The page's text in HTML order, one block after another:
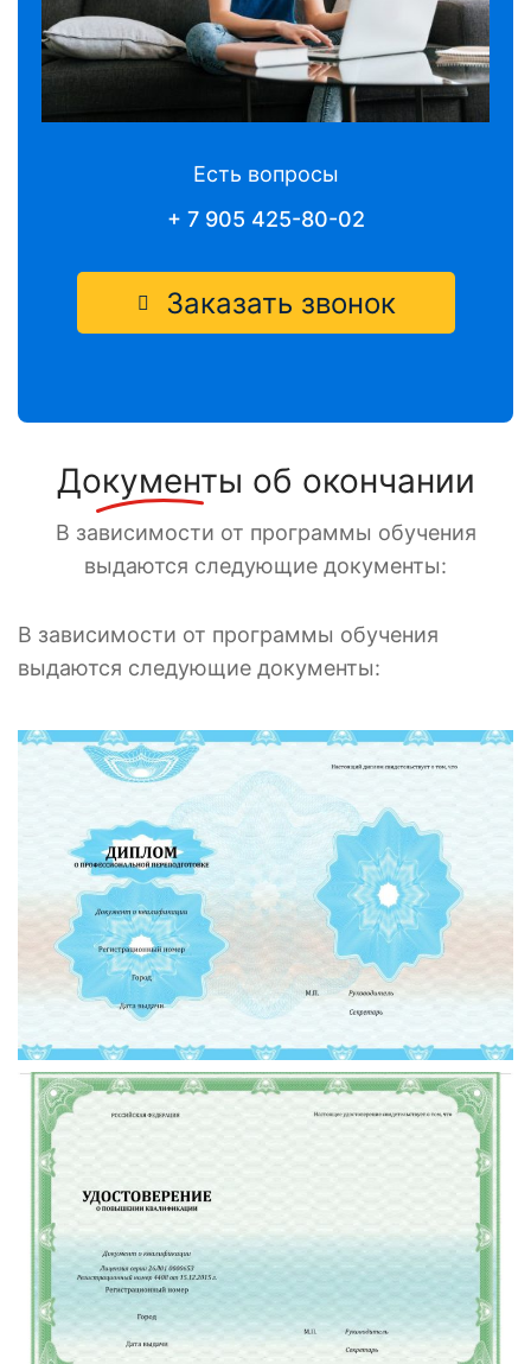
Есть вопросы
+ 7 905 425-80-02
Заказать звонок
Документы об окончании
В зависимости от программы обучения
выдаются следующие документы:
В зависимости от программы обучения
выдаются следующие документы: